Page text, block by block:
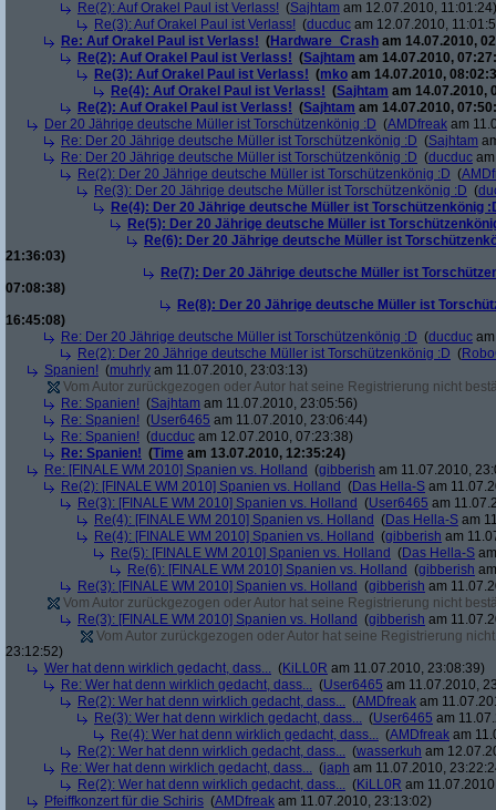
Re(2): Auf Orakel Paul ist Verlass! (Sajhtam am 12.07.2010, 11:01:24)
Re(3): Auf Orakel Paul ist Verlass! (ducduc am 12.07.2010,
Re: Auf Orakel Paul ist Verlass! (Hardware_Crash am 14.07.2010,
Re(2): Auf Orakel Paul ist Verlass! (Sajhtam am 14.07.2010,
Re(3): Auf Orakel Paul ist Verlass! (mko am 14.07.2010,
Re(4): Auf Orakel Paul ist Verlass! (Sajhtam am 14.07.2010,
Re(2): Auf Orakel Paul ist Verlass! (Sajhtam am 14.07.2010,
Der 20 Jährige deutsche Müller ist Torschützenkönig :D (AMDfreak am
Re: Der 20 Jährige deutsche Müller ist Torschützenkönig :D (Sajhtam
Re: Der 20 Jährige deutsche Müller ist Torschützenkönig :D (ducduc
Re(2): Der 20 Jährige deutsche Müller ist Torschützenkönig :D (
Re(3): Der 20 Jährige deutsche Müller ist Torschützenkönig :D (
Re(4): Der 20 Jährige deutsche Müller ist Torschützenkönig
Re(5): Der 20 Jährige deutsche Müller ist
Re(6): Der 20 Jährige deutsche Müller ist
21:36:03)
Re(7): Der 20 Jährige deutsche Müller ist
07:08:38)
Re(8): Der 20 Jährige deutsche Müller ist
16:45:08)
Re: Der 20 Jährige deutsche Müller ist Torschützenkönig :D (ducduc
Re(2): Der 20 Jährige deutsche Müller ist Torschützenkönig :D (
Spanien! (muhrly am 11.07.2010, 23:03:13)
Vom Autor zurückgezogen oder Autor hat seine Registrierung nicht
Re: Spanien! (Sajhtam am 11.07.2010, 23:05:56)
Re: Spanien! (User6465 am 11.07.2010, 23:06:44)
Re: Spanien! (ducduc am 12.07.2010, 07:23:38)
Re: Spanien! (Time am 13.07.2010, 12:35:24)
Re: [FINALE WM 2010] Spanien vs. Holland (gibberish am 11.07.2010,
Re(2): [FINALE WM 2010] Spanien vs. Holland (Das Hella-S am
Re(3): [FINALE WM 2010] Spanien vs. Holland (User6465 am
Re(4): [FINALE WM 2010] Spanien vs. Holland (Das Hella-S am
Re(4): [FINALE WM 2010] Spanien vs. Holland (gibberish am
Re(5): [FINALE WM 2010] Spanien vs. Holland (Das Hella-S
Re(6): [FINALE WM 2010] Spanien vs. Holland (gibberish
Re(3): [FINALE WM 2010] Spanien vs. Holland (gibberish am
Vom Autor zurückgezogen oder Autor hat seine Registrierung nicht
Re(3): [FINALE WM 2010] Spanien vs. Holland (gibberish am
Vom Autor zurückgezogen oder Autor hat seine Registrierung
23:12:52)
Wer hat denn wirklich gedacht, dass... (KiLL0R am 11.07.2010, 23:08:39)
Re: Wer hat denn wirklich gedacht, dass... (User6465 am 11.07.2010,
Re(2): Wer hat denn wirklich gedacht, dass... (AMDfreak am
Re(3): Wer hat denn wirklich gedacht, dass... (User6465 am
Re(4): Wer hat denn wirklich gedacht, dass... (AMDfreak am
Re(2): Wer hat denn wirklich gedacht, dass... (wasserkuh am
Re: Wer hat denn wirklich gedacht, dass... (japh am 11.07.2010,
Re(2): Wer hat denn wirklich gedacht, dass... (KiLL0R am
Pfeiffkonzert für die Schiris (AMDfreak am 11.07.2010, 23:13:02)